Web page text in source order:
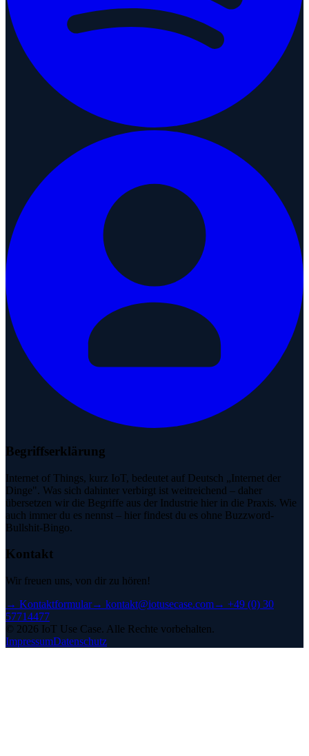
Begriffserklärung
Internet of Things, kurz IoT, bedeutet auf Deutsch „Internet der
Dinge". Was sich dahinter verbirgt ist weitreichend – daher
übersetzen wir die Begriffe aus der Industrie hier in die Praxis. Wie
auch immer du es nennst – hier findest du es ohne Buzzword-
Bullshit-Bingo.
Kontakt
Wir freuen uns, von dir zu hören!
→ Kontaktformular→ kontakt@iotusecase.com→ +49 (0) 30
57714477
© 2026 IoT Use Case. Alle Rechte vorbehalten.
ImpressumDatenschutz